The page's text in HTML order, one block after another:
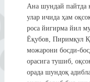
Ана шундай пайтда
улар ичида ҳам
роса йигирма йил
Ёқубов, Пиримқул
можарони босди-
орасига тушиб,
орада шундоқ